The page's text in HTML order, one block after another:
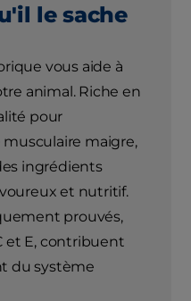
le sache
vous aide à
animal. Riche en
pour
maigre,
ingrédients
et nutritif.
prouvés,
et E, contribuent
du système